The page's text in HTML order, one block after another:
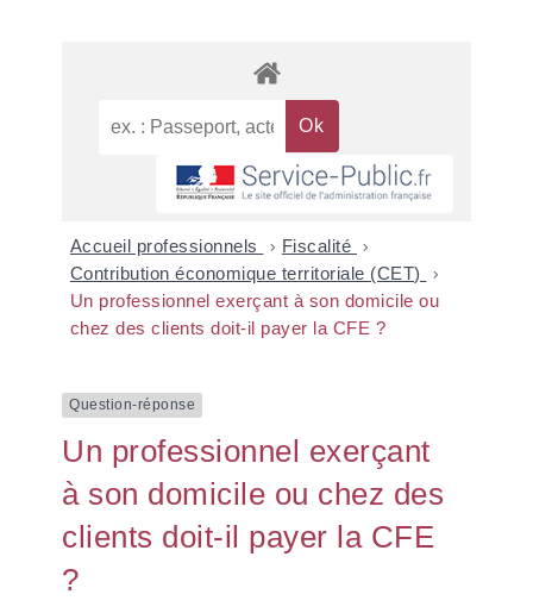
Accueil professionnels > Fiscalité >
Contribution économique territoriale (CET) >
Un professionnel exerçant à son domicile ou
chez des clients doit-il payer la CFE ?
Question-réponse
Un professionnel exerçant
à son domicile ou chez des
clients doit-il payer la CFE
?